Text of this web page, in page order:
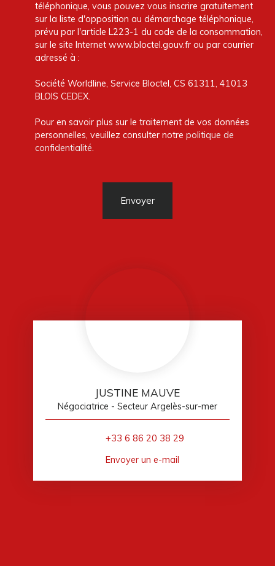
téléphonique, vous pouvez vous inscrire gratuitement
sur la liste d'opposition au démarchage téléphonique,
prévu par l'article L223-1 du code de la consommation,
sur le site Internet www.bloctel.gouv.fr ou par courrier
adressé à :
Société Worldline, Service Bloctel, CS 61311, 41013
BLOIS CEDEX.
Pour en savoir plus sur le traitement de vos données
personnelles, veuillez consulter notre politique de
confidentialité.
Envoyer
JUSTINE MAUVE
Négociatrice - Secteur Argelès-sur-mer
+33 6 86 20 38 29
Envoyer un e-mail